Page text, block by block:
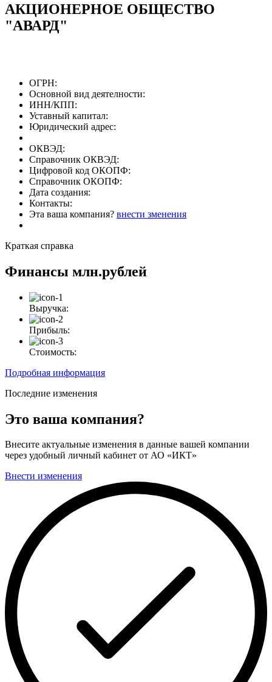
АКЦИОНЕРНОЕ ОБЩЕСТВО
"АВАРД"
ОГРН:
Основной вид деятелности:
ИНН/КПП:
Уставный капитал:
Юридический адрес:
ОКВЭД:
Справочник ОКВЭД:
Цифровой код ОКОПФ:
Справочник ОКОПФ:
Дата создания:
Контакты:
Эта ваша компания? внести зменения
Краткая справка
Финансы млн.рублей
Выручка:
Прибыль:
Стоимость:
Подробная информация
Последние изменения
Это ваша компания?
Внесите актуальные изменения в данные вашей компании
через удобный личный кабинет от АО «ИКТ»
Внести изменения